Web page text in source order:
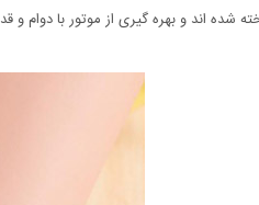
اند و بهره گیری از موتور با دوام و